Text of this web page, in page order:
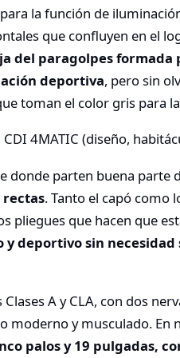
la función de
que confluyen en el
del paragolpes
deportiva, pero sin
toman el color gris para
donde parten buena parte
. Tanto el capó como
pliegues que hacen que
y deportivo sin
A y CLA, con dos
moderno y musculado. En
palos y 19 pulgadas,